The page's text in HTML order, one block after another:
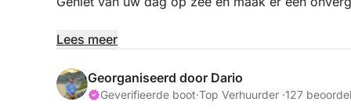
Privétour langs de hele kust en de grotten. U
De tour is voor een privégroep van maximaal 6
Lees meer
Georganiseerd door Dario
Geverifieerde boot·Top Verhuurder ·127